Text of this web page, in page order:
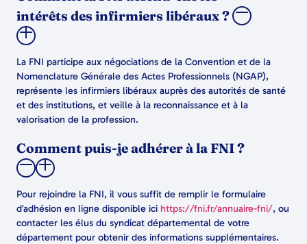
intérêts des infirmiers libéraux ?
La FNI participe aux négociations de la Convention et de la
Nomenclature Générale des Actes Professionnels (NGAP),
représente les infirmiers libéraux auprès des autorités de santé
et des institutions, et veille à la reconnaissance et à la
valorisation de la profession.
Comment puis-je adhérer à la FNI ?
Pour rejoindre la FNI, il vous suffit de remplir le formulaire
d’adhésion en ligne disponible ici https://fni.fr/annuaire-fni/, ou
contacter les élus du syndicat départemental de votre
département pour obtenir des informations supplémentaires.